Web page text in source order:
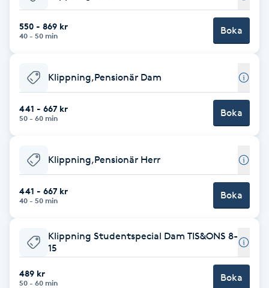
Babylights
Balayage
Barber
Barnklippning
BIAB
Blowout
Bottenfärg
550 - 869 kr
40 - 50 min Boka
Klippning,Pensionär Dam
441 - 667 kr
50 - 60 min Boka
Klippning,Pensionär Herr
441 - 667 kr
40 - 50 min Boka
Klippning Studentspecial Dam TIS&ONS 8-
15
489 kr
50 - 60 min Boka